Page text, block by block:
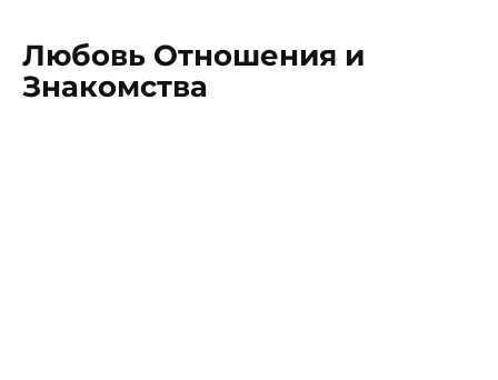
Любовь Отношения и
Знакомства